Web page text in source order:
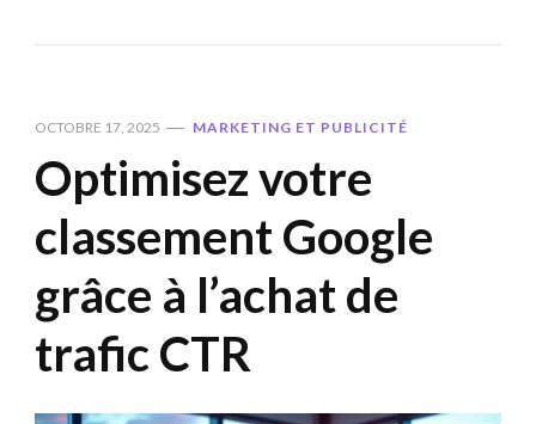
OCTOBRE 17, 2025 MARKETING ET PUBLICITÉ
Optimisez votre
classement Google
grâce à l’achat de
trafic CTR